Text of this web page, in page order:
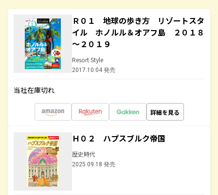
Ｒ０１ 地球の歩き方 リゾートスタ
イル ホノルル＆オアフ島 ２０１８
～２０１９
Resort Style
2017.10.04 発売
当社在庫切れ
詳細を見る
Ｈ０２ ハプスブルク帝国
歴史時代
2025.09.18 発売